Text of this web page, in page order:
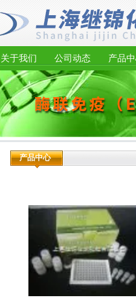
关于我们 公司动态 产品
产品中心